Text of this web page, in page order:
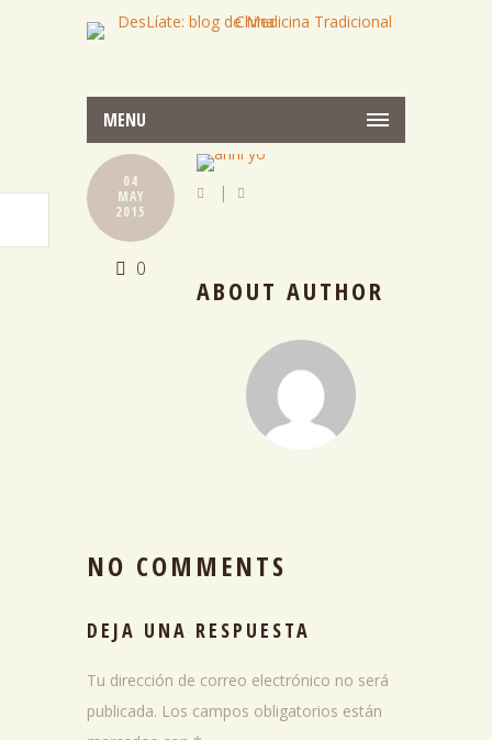
MENU
04
MAY
2015
0
|
ABOUT AUTHOR
NO COMMENTS
DEJA UNA RESPUESTA
Tu dirección de correo electrónico no será
publicada. Los campos obligatorios están